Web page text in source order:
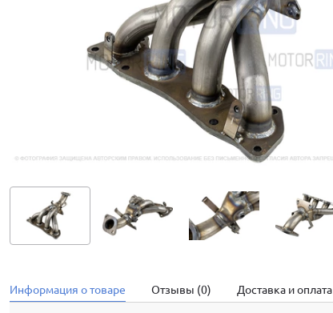
Информация о товаре Отзывы (0) Доставка и оплата